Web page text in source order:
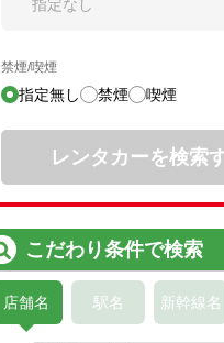
指定なし
禁煙/喫煙
指定無し 禁煙 喫煙
レンタカーを検索
こだわり条件で検索
店舗名 駅名 新幹線名